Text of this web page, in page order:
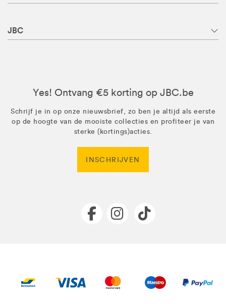
JBC
Yes! Ontvang €5 korting op JBC.be
Schrijf je in op onze nieuwsbrief, zo ben je altijd als eerste
op de hoogte van de mooiste collecties en profiteer je van
sterke (kortings)acties.
INSCHRIJVEN